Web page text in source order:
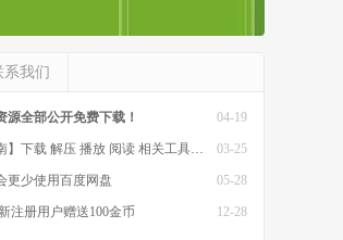
系我们
04-19
源全部公开免费下载！
03-25
下载 解压 播放 阅读 相关工具软件
05-28
更少使用百度网盘
12-28
注册用户赠送100金币